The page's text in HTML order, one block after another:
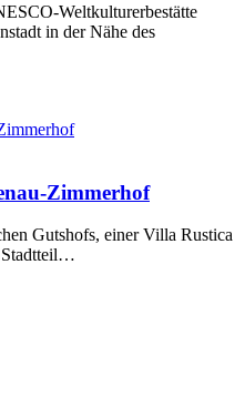
Weltkulturerbestätte
in der Nähe des
Zimmerhof
Gutshofs, einer Villa Rustica
Stadtteil…